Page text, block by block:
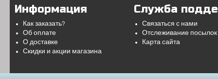
Информация
Как заказать?
Об оплате
О доставке
Скидки и акции магазина
Служба
Связаться с нами
Отслеживание посылок
Карта сайта